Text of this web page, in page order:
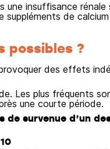
insuffisance rénale
de
possibles ?
des effets
Les plus fréquents
une courte période.
de survenue d’un